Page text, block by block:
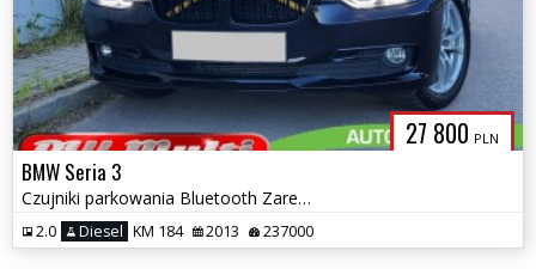
27 800 PLN
BMW Seria 3
Czujniki parkowania Bluetooth Zarejestrowany ZAMIANA GWARANCJA!
2.0 Diesel KM 184 2013 237000